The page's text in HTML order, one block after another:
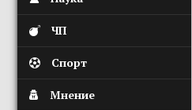
ЧП
Спорт
Мнение